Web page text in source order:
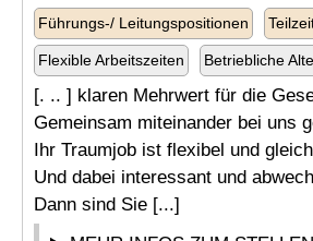
Führungs-/ Leitungspositionen
Flexible Arbeitszeiten Betriebliche
[. .. ] klaren Mehrwert für die
Gemeinsam miteinander bei uns
Ihr Traumjob ist flexibel und
Und dabei interessant und
Dann sind Sie [...]